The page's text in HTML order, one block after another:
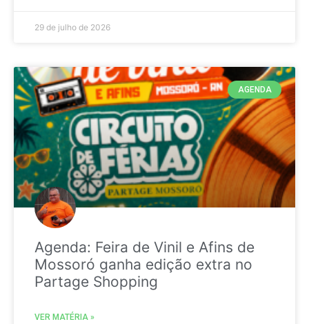
29 de julho de 2026
AGENDA
Agenda: Feira de Vinil e Afins de
Mossoró ganha edição extra no
Partage Shopping
VER MATÉRIA »